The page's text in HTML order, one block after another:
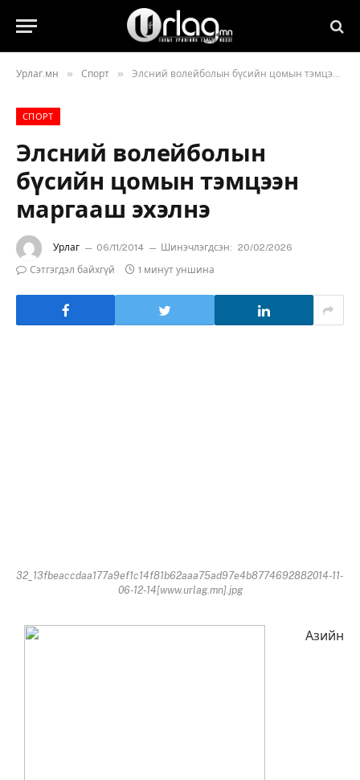
Урлаг.мн » Спорт » Элсний волейболын бүсийн цомын тэмцээн маргааш эхэлнэ
СПОРТ
Элсний волейболын
бүсийн цомын тэмцээн
маргааш эхэлнэ
Урлаг 06/11/2014 Шинэчлэгдсэн: 20/02/2026
Сэтгэгдэл байхгүй
1 минут уншина
32_13fbeaccdaa177a9ef1c14f81b62aaa75ad97e4b8774692882014-11-
06-12-14[www.urlag.mn].jpg
Азийн